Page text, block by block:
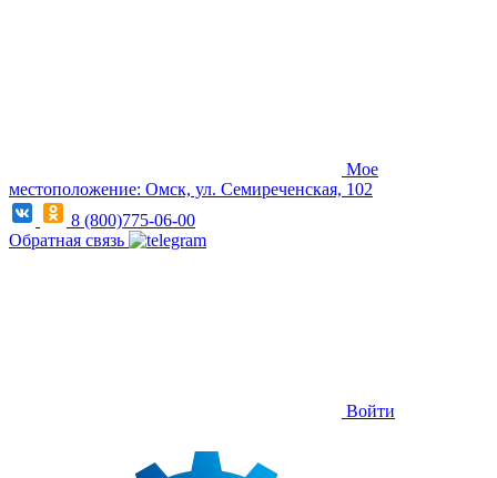
Мое
местоположение: Омск, ул. Семиреченская, 102
8 (800)775-06-00
Обратная связь
Войти